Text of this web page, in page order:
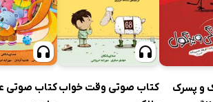
و پسرک
کتاب صوتی وقت خوابکتاب صوتی